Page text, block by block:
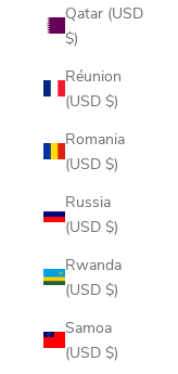
Qatar (USD
$)
Réunion
(USD $)
Romania
(USD $)
Russia
(USD $)
Rwanda
(USD $)
Samoa
(USD $)